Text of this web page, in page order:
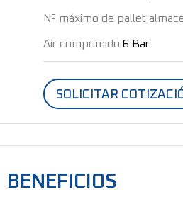
Nº máximo de pallet
Air comprimido 6 Bar
SOLICITAR
BENEFICIOS